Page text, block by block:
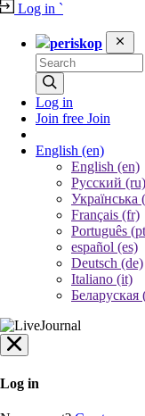
Log in `
periskop
Log in
Join free Join
English (en)
English (en)
Русский (ru)
Українська
Français (fr)
Português
español (es)
Deutsch (de)
Italiano (it)
Беларуская
Log in